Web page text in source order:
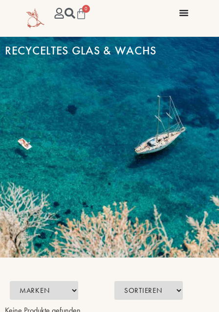
0
RECYCELTES GLAS & WACHS